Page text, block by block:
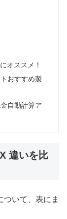
オススメ！
おすすめ製
自動計算ア
違いを比
ついて、表にま